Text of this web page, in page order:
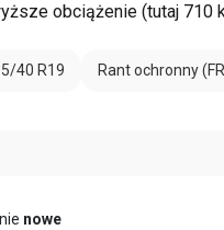
obciążenie (tutaj
40 R19 Rant ochronny
nowe